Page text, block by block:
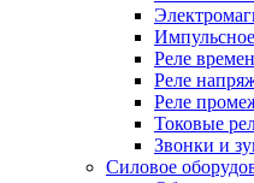
Реле
Реле
Реле
Токовые
Звонки и
Силовое